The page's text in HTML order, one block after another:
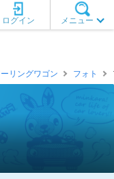
メニュー
ログイン
リングワゴン フォト